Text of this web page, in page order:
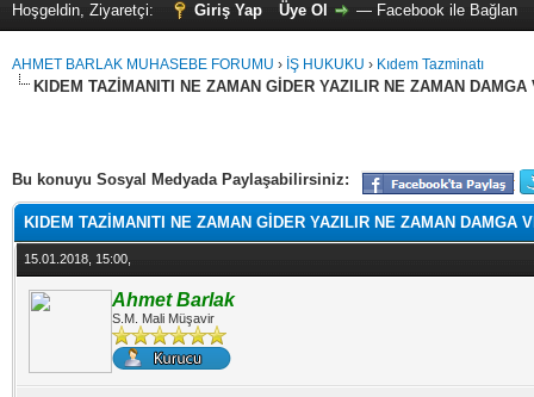
Hoşgeldin, Ziyaretçi: Giriş Yap Üye Ol — Facebook ile Bağlan
AHMET BARLAK MUHASEBE FORUMU › İŞ HUKUKU › Kıdem Tazminatı
KIDEM TAZİMANITI NE ZAMAN GİDER YAZILIR NE ZAMAN DAMGA
Bu konuyu Sosyal Medyada Paylaşabilirsiniz:
KIDEM TAZİMANITI NE ZAMAN GİDER YAZILIR NE ZAMAN DAMGA
15.01.2018, 15:00,
Ahmet Barlak
S.M. Mali Müşavir